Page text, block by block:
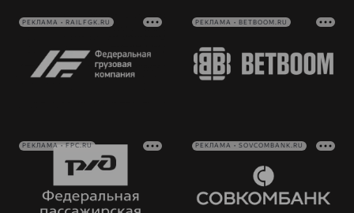
РЕКЛАМА • RAILFGK.RU РЕКЛАМА • BETBOOM.RU
РЕКЛАМА • FPC.RU РЕКЛАМА • SOVCOMBANK.RU